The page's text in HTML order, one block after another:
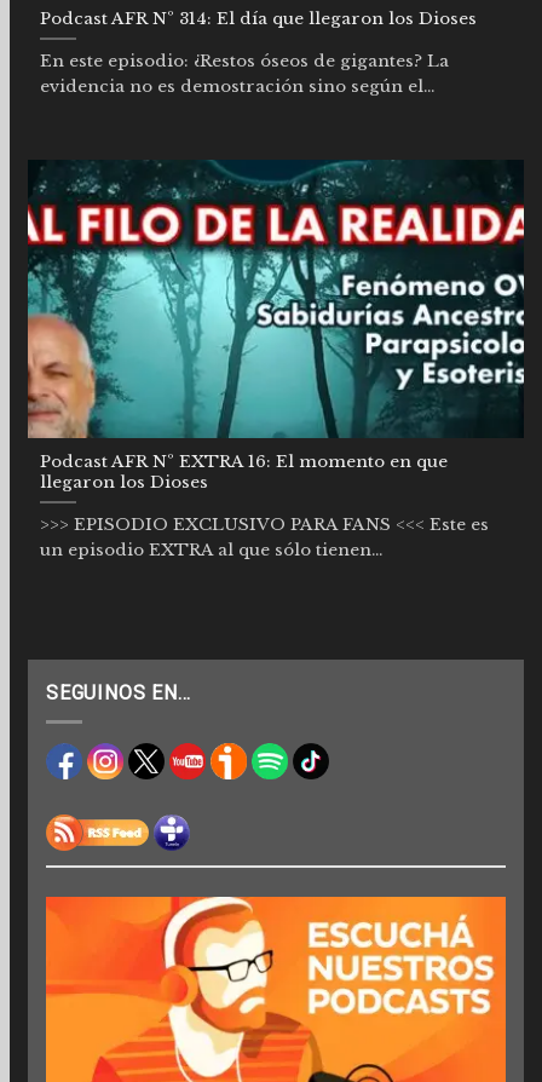
Podcast AFR Nº 314: El día que llegaron los Dioses
En este episodio: ¿Restos óseos de gigantes? La
evidencia no es demostración sino según el...
Podcast AFR Nº EXTRA 16: El momento en que
llegaron los Dioses
>>> EPISODIO EXCLUSIVO PARA FANS <<< Este es
un episodio EXTRA al que sólo tienen...
SEGUINOS EN…